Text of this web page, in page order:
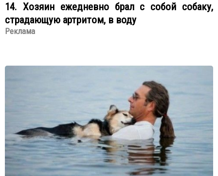
14. Хозяин ежедневно брал с собой собаку,
страдающую артритом, в воду
Реклама